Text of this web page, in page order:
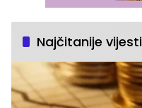
Najčitanije vijesti